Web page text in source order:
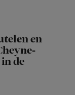
en
de